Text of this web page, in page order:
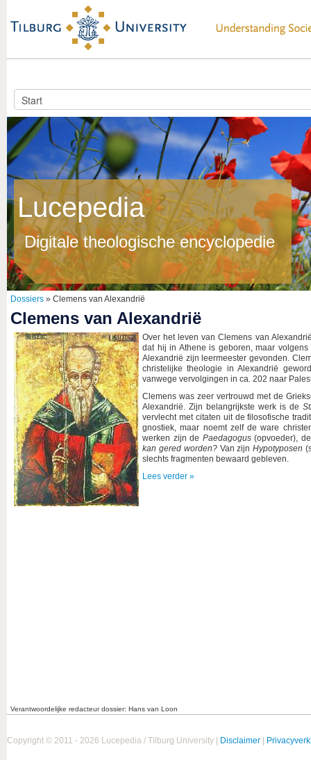
Lucepedia
Digitale theologische encyclopedie
Verantwoordelijke redacteur dossier: Hans van Loon
Dossiers » Clemens van Alexandrië
Clemens van Alexandrië
Over het leven van Clemens van
dat hij in Athene is geboren, maar
Alexandrië zijn leermeester gevonden.
christelijke theologie in Alexandrië
vanwege vervolgingen in ca. 202 naar
Clemens was zeer vertrouwd met de
Alexandrië. Zijn belangrijkste werk is de
vervlecht met citaten uit de filosofische
gnostiek, maar noemt zelf de ware
werken zijn de Paedagogus(opvoeder),
kan gered worden?Van zijnHypotyposen
slechts fragmenten bewaard gebleven.
Lees verder »
Copyright © 2011 - 2026 Lucepedia / Tilburg University | Disclaimer